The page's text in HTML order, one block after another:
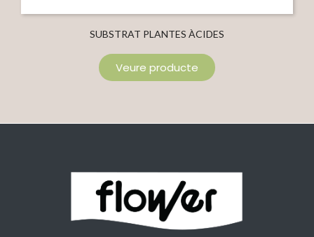
SUBSTRAT PLANTES ÀCIDES
Veure producte